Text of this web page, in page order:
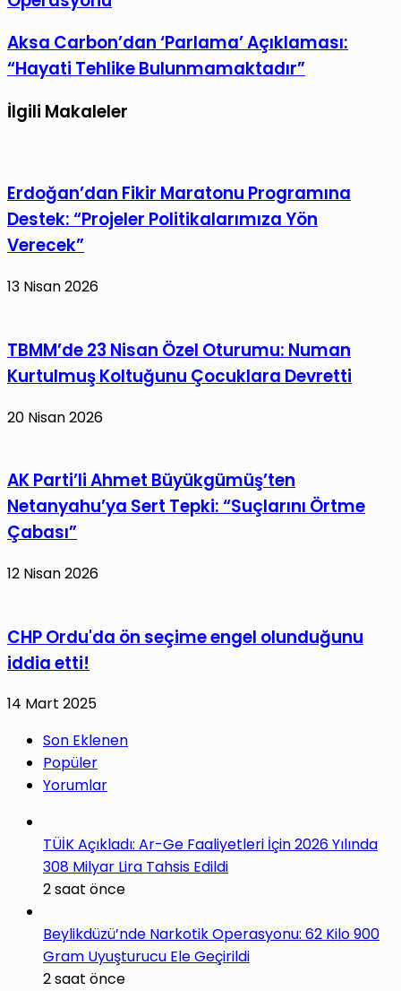
Sahte
İkamet
İzni
Operasyonu
Aksa
Carbon’dan
‘Parlama’
Açıklaması:
Aksa Carbon’dan ‘Parlama’ Açıklaması:
“Hayati Tehlike Bulunmamaktadır”
İlgili Makaleler
Erdoğan’dan Fikir Maratonu Programına
Destek: “Projeler Politikalarımıza Yön
Verecek”
13 Nisan 2026
TBMM’de 23 Nisan Özel Oturumu: Numan
Kurtulmuş Koltuğunu Çocuklara Devretti
20 Nisan 2026
AK Parti’li Ahmet Büyükgümüş’ten
Netanyahu’ya Sert Tepki: “Suçlarını Örtme
Çabası”
12 Nisan 2026
CHP Ordu'da ön seçime engel olunduğunu
iddia etti!
14 Mart 2025
Son Eklenen
Popüler
Yorumlar
TÜİK Açıkladı: Ar-Ge Faaliyetleri İçin 2026 Yılında
308 Milyar Lira Tahsis Edildi
2 saat önce
Beylikdüzü’nde Narkotik Operasyonu: 62 Kilo 900
Gram Uyuşturucu Ele Geçirildi
2 saat önce